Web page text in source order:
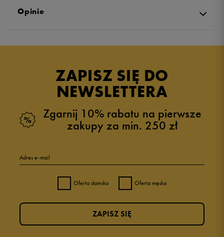
Opinie
ZAPISZ SIĘ DO
NEWSLETTERA
Zgarnij 10% rabatu na pierwsze
zakupy za min. 250 zł
Adres e-mail
Oferta damska Oferta męska
ZAPISZ SIĘ